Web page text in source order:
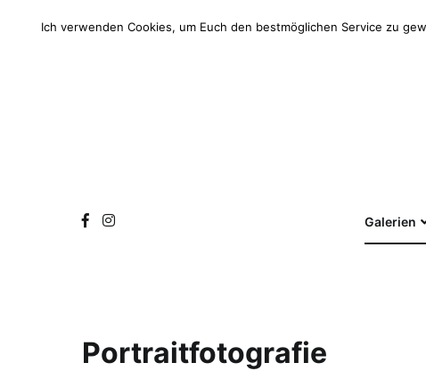
Galerien
Portraitfotografie
Ich verwenden Cookies, um Euch den bestmöglichen Service zu